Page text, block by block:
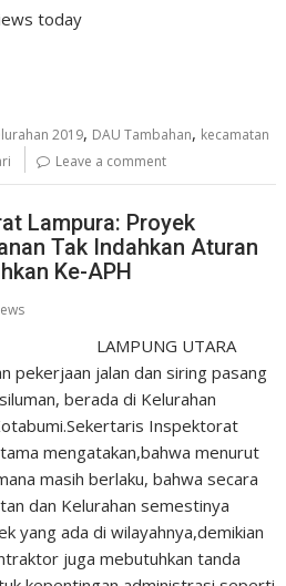
today
2019, DAU Tambahan, kecamatan
Leave a comment
Lampura: Proyek
Tak Indahkan Aturan
Ke-APH
LAMPUNG UTARA
pekerjaan jalan dan siring pasang
berada di Kelurahan
Inspektorat
mengatakan,bahwa menurut
masih berlaku, bahwa secara
dan Kelurahan semestinya
yang ada di wilayahnya,demikian
juga mebutuhkan tanda